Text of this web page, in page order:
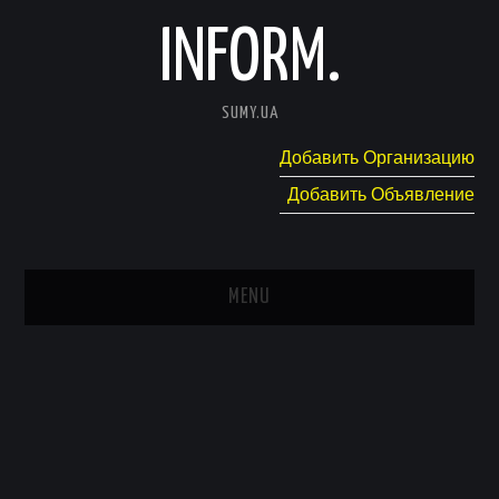
INFORM.
SUMY.UA
Добавить Организацию
Добавить Объявление
MENU